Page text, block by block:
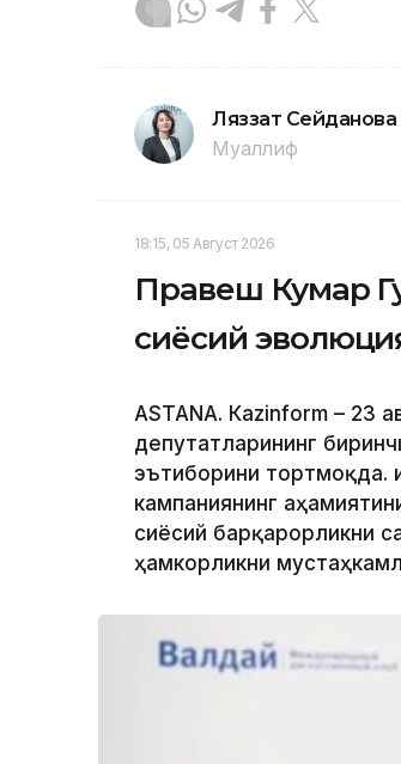
Ляззат Сейданова
Муаллиф
18:15, 05 Август 2026
Правеш Кумар
сиёсий
ASTANА. Кazinform – 23
депутатларининг
эътиборини тортмоқда.
кампаниянинг
сиёсий барқарорликни
ҳамкорликни